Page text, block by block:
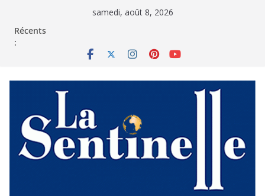
samedi, août 8, 2026
Récents
: